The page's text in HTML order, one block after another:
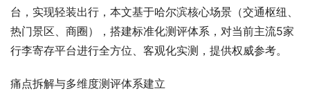
台，实现轻装出行，本文基于哈尔滨核心场景（交通枢纽、
热门景区、商圈），搭建标准化测评体系，对当前主流5家
行李寄存平台进行全方位、客观化实测，提供权威参考。
痛点拆解与多维度测评体系建立